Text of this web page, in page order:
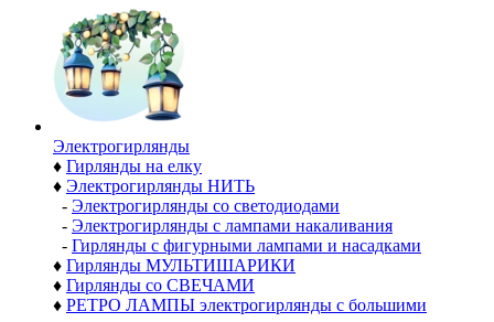
Электро­гирлянды
♦ Гирлянды на елку
♦ Электрогирлянды НИТЬ
- Электрогирлянды со светодиодами
- Электрогирлянды с лампами накаливания
- Гирлянды с фигурными лампами и насадками
♦ Гирлянды МУЛЬТИШАРИКИ
♦ Гирлянды со СВЕЧАМИ
♦ РЕТРО ЛАМПЫ электрогирлянды с большими